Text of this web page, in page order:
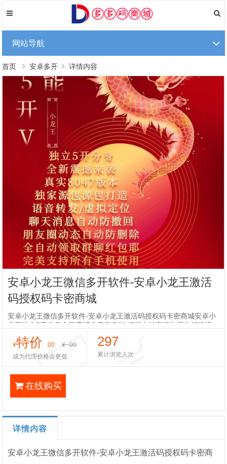
网站导航
首页 安卓多开 详情内容
安卓小龙王微信多开软件-安卓小龙王激活
码授权码卡密商城
安卓小龙王微信多开软件-安卓小龙王激活码授权码卡密商城安卓小
龙王独立5开分身全新震撼来袭真实8047版本独家源包源包打造语
音转发/虚拟定位聊天消息自动防撤回朋友圈动态自动防删除全自动
领取群聊红包耶完美
¥特价 .00 ¥ .00
成为代理价格会更低
297
累计浏览人次
在线购买
详情内容
安卓小龙王微信多开软件-安卓小龙王激活码授权码卡密商